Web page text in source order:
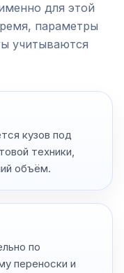
для этой
параметры
учитываются
кузов под
техники,
объём.
по
переноски и